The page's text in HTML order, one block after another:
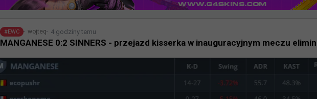
#EWC wojteq 4 godziny temu
MANGANESE 0:2 SINNERS - przejazd kisserka w inauguracyjnym meczu